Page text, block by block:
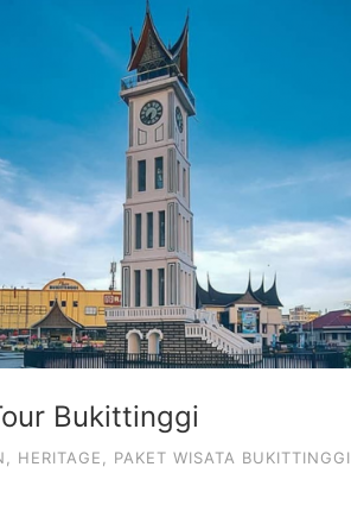
Bukittinggi
HERITAGE PAKET WISATA BUKITTINGGI